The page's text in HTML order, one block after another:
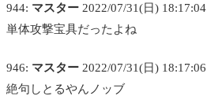
944: マスター 2022/07/31(日) 18:17:04
単体攻撃宝具だったよね
946: マスター 2022/07/31(日) 18:17:06
絶句しとるやんノッブ